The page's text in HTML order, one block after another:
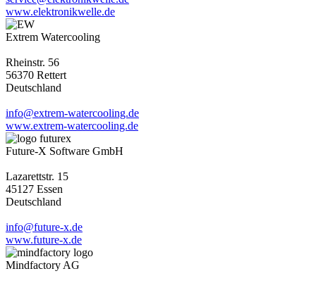
www.elektronikwelle.de
Extrem Watercooling
Rheinstr. 56
56370 Rettert
Deutschland
info@extrem-watercooling.de
www.extrem-watercooling.de
Future-X Software GmbH
Lazarettstr. 15
45127 Essen
Deutschland
info@future-x.de
www.future-x.de
Mindfactory AG